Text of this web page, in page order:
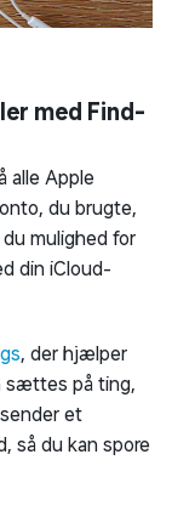
med Find-
alle Apple
du brugte,
mulighed for
din iCloud-
, der hjælper
sættes på ting,
et
så du kan spore